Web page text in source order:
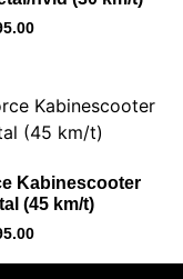
Kabinescooter
(45 km/t)